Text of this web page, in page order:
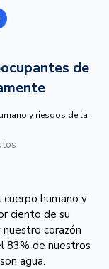
de
y riesgos de la
humano y
ciento de su
corazón
83% de nuestros
agua.